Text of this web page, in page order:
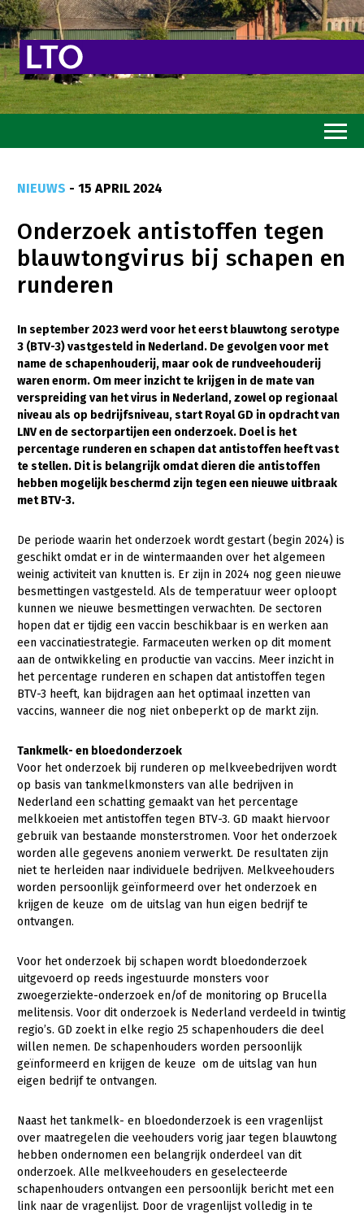
Goed eten
Mooi groen
Sterk ondernemerschap
Transitiepaden
Thema’s
Gezonde planten
Gezonde dieren
Natuur, klimaat en energie
Bodem en water
Mens, ondernemerschap en onderwijs
Internationaal
Sectoren
Biologische Landbouw
Geitenhouderij
Konijnenhouderij
Melkveehouderij
Paardenhouderij
Pluimveehouderij
Schapenhouderij
Varkenshouderij
Vleesveehouderij
Plant
Akkerbouw
Bollenteelt
Bomen, vaste planten en zomerbloemen
Fruitteelt
Glastuinbouw
Paddenstoelen
Vollegrondsgroente
Multifunctionele landbouw
Vrouw en Bedrijf
Nieuws
Nieuwsabonnement
Webinars
Over LTO
LTO Nederland
Mensen
Bestuur en Directie
Medewerkers
Vakgroepbestuurders
Jaarverslag 2023
Vacatures
Pers
Contact
NIEUWS - 15 APRIL 2024
Onderzoek antistoffen tegen
blauwtongvirus bij schapen en
runderen
In september 2023 werd voor het eerst blauwtong serotype
3 (BTV-3) vastgesteld in Nederland. De gevolgen voor met
name de schapenhouderij, maar ook de rundveehouderij
waren enorm. Om meer inzicht te krijgen in de mate van
verspreiding van het virus in Nederland, zowel op regionaal
niveau als op bedrijfsniveau, start Royal GD in opdracht van
LNV en de sectorpartijen een onderzoek. Doel is het
percentage runderen en schapen dat antistoffen heeft vast
te stellen. Dit is belangrijk omdat dieren die antistoffen
hebben mogelijk beschermd zijn tegen een nieuwe uitbraak
met BTV-3.
De periode waarin het onderzoek wordt gestart (begin 2024) is
geschikt omdat er in de wintermaanden over het algemeen
weinig activiteit van knutten is. Er zijn in 2024 nog geen nieuwe
besmettingen vastgesteld. Als de temperatuur weer oploopt
kunnen we nieuwe besmettingen verwachten. De sectoren
hopen dat er tijdig een vaccin beschikbaar is en werken aan
een vaccinatiestrategie. Farmaceuten werken op dit moment
aan de ontwikkeling en productie van vaccins. Meer inzicht in
het percentage runderen en schapen dat antistoffen tegen
BTV-3 heeft, kan bijdragen aan het optimaal inzetten van
vaccins, wanneer die nog niet onbeperkt op de markt zijn.
Tankmelk- en bloedonderzoek
Voor het onderzoek bij runderen op melkveebedrijven wordt
op basis van tankmelkmonsters van alle bedrijven in
Nederland een schatting gemaakt van het percentage
melkkoeien met antistoffen tegen BTV-3. GD maakt hiervoor
gebruik van bestaande monsterstromen. Voor het onderzoek
worden alle gegevens anoniem verwerkt. De resultaten zijn
niet te herleiden naar individuele bedrijven. Melkveehouders
worden persoonlijk geïnformeerd over het onderzoek en
krijgen de keuze om de uitslag van hun eigen bedrijf te
ontvangen.
Voor het onderzoek bij schapen wordt bloedonderzoek
uitgevoerd op reeds ingestuurde monsters voor
zwoegerziekte-onderzoek en/of de monitoring op Brucella
melitensis. Voor dit onderzoek is Nederland verdeeld in twintig
regio’s. GD zoekt in elke regio 25 schapenhouders die deel
willen nemen. De schapenhouders worden persoonlijk
geïnformeerd en krijgen de keuze om de uitslag van hun
eigen bedrijf te ontvangen.
Naast het tankmelk- en bloedonderzoek is een vragenlijst
over maatregelen die veehouders vorig jaar tegen blauwtong
hebben ondernomen een belangrijk onderdeel van dit
onderzoek. Alle melkveehouders en geselecteerde
schapenhouders ontvangen een persoonlijk bericht met een
link naar de vragenlijst. Door de vragenlijst volledig in te